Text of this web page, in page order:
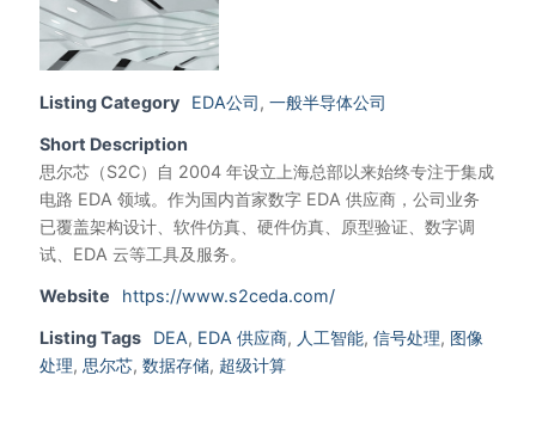
Listing Category EDA公司, 一般半导体公司
Short Description
思尔芯（S2C）自 2004 年设立上海总部以来始终专注于集成
电路 EDA 领域。作为国内首家数字 EDA 供应商，公司业务
已覆盖架构设计、软件仿真、硬件仿真、原型验证、数字调
试、EDA 云等工具及服务。
Website https://www.s2ceda.com/
Listing Tags DEA, EDA 供应商, 人工智能, 信号处理, 图像
处理, 思尔芯, 数据存储, 超级计算